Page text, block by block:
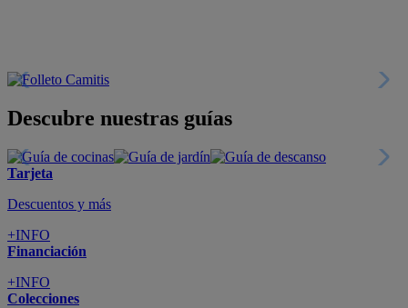
Descubre nuestras guías
Tarjeta
Descuentos y más
+INFO
Financiación
+INFO
Colecciones